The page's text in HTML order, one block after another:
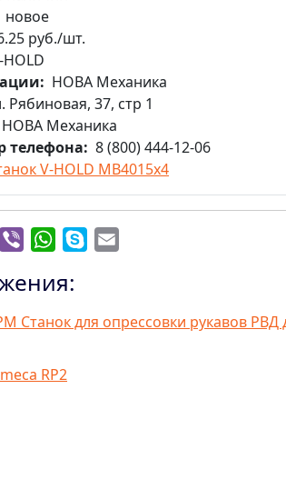
новое
руб./шт.
HOLD
НОВА Механика
Рябиновая, 37, стр 1
НОВА Механика
телефона
8 (800) 444-12-06
V-HOLD MB4015х4
Telegram
Viber WhatsApp
Skype
Станок для опрессовки рукавов РВД
RP2